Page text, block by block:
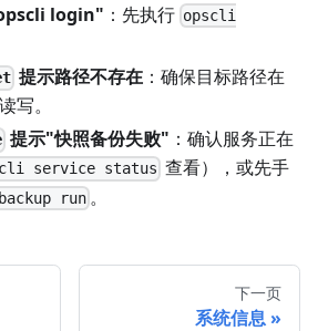
login" ：先执行 opscli
提示路径不存在 ：确保目标路径在
写。
提示"快照备份失败" ：确认服务正在
service status 查看），或先手
run 。
下一页
系统信息